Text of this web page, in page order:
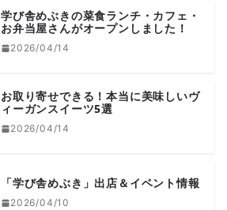
学び舎めぶきの菜食ランチ・カフェ・
お弁当屋さんがオープンしました！
2026/04/14
お取り寄せできる！本当に美味しいヴ
ィーガンスイーツ5選
2026/04/14
「学び舎めぶき」出店＆イベント情報
2026/04/10